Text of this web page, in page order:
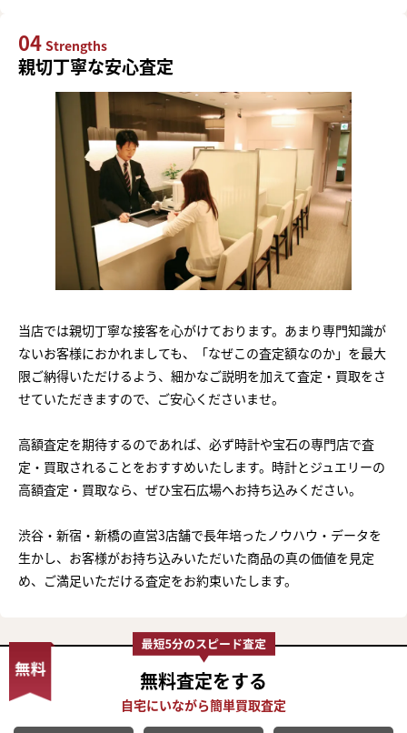
04 Strengths
親切丁寧な安心査定
当店では親切丁寧な接客を心がけております。あまり専門知識が
ないお客様におかれましても、「なぜこの査定額なのか」を最大
限ご納得いただけるよう、細かなご説明を加えて査定・買取をさ
せていただきますので、ご安心くださいませ。
高額査定を期待するのであれば、必ず時計や宝石の専門店で査
定・買取されることをおすすめいたします。時計とジュエリーの
高額査定・買取なら、ぜひ宝石広場へお持ち込みください。
渋谷・新宿・新橋の直営3店舗で長年培ったノウハウ・データを
生かし、お客様がお持ち込みいただいた商品の真の価値を見定
め、ご満足いただける査定をお約束いたします。
無料査定をする